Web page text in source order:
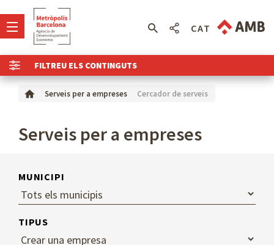
FILTREU ELS CONTINGUTS
CAT
Serveis per a empreses Cercador de serveis
Serveis per a empreses
MUNICIPI
TIPUS